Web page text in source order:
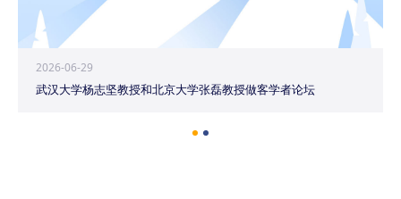
2026-06-29
武汉大学杨志坚教授和北京大学张磊教授做客学者论坛